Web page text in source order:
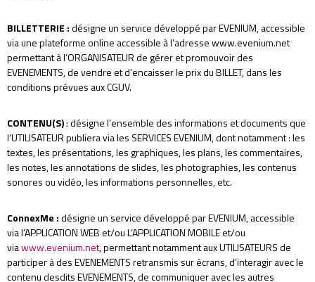
BILLETTERIE :désigne un service développé par EVENIUM, accessible
via une plateforme online accessible à l’adresse www.evenium.net
permettant à l’ORGANISATEUR de gérer et promouvoir des
EVENEMENTS, de vendre et d’encaisser le prix du BILLET, dans les
conditions prévues aux CGUV.
CONTENU(S): désigne l’ensemble des informations et documents que
l’UTILISATEUR publiera via les SERVICES EVENIUM, dont notamment : les
textes, les présentations, les graphiques, les plans, les commentaires,
les notes, les annotations de slides, les photographies, les contenus
sonores ou vidéo, les informations personnelles, etc.
ConnexMe :désigne un service développé par EVENIUM, accessible
via l’APPLICATION WEB et/ou L’APPLICATION MOBILE et/ou
viawww.evenium.net, permettant notamment aux UTILISATEURS de
participer à des EVENEMENTS retransmis sur écrans, d’interagir avec le
contenu desdits EVENEMENTS, de communiquer avec les autres